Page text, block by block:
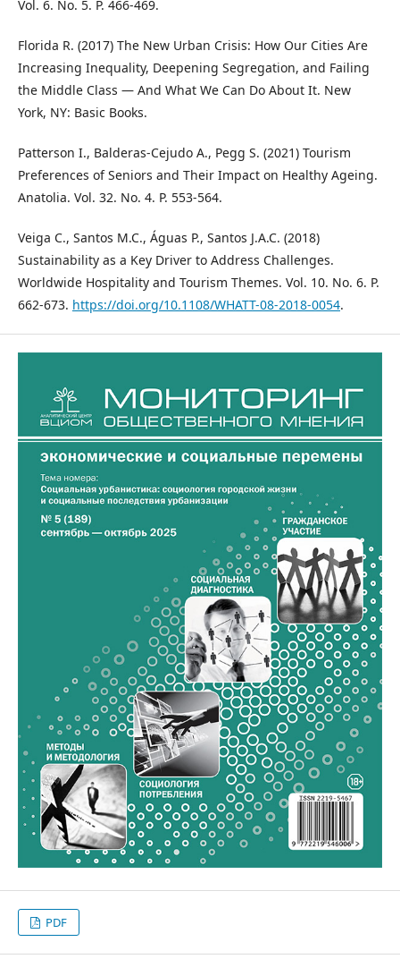
Vol. 6. No. 5. P. 466-469.
Florida R. (2017) The New Urban Crisis: How Our Cities Are
Increasing Inequality, Deepening Segregation, and Failing
the Middle Class — And What We Can Do About It. New
York, NY: Basic Books.
Patterson I., Balderas-Cejudo A., Pegg S. (2021) Tourism
Preferences of Seniors and Their Impact on Healthy Ageing.
Anatolia. Vol. 32. No. 4. P. 553-564.
Veiga C., Santos M.C., Águas P., Santos J.A.C. (2018)
Sustainability as a Key Driver to Address Challenges.
Worldwide Hospitality and Tourism Themes. Vol. 10. No. 6. P.
662-673. https://doi.org/10.1108/WHATT-08-2018-0054.
PDF